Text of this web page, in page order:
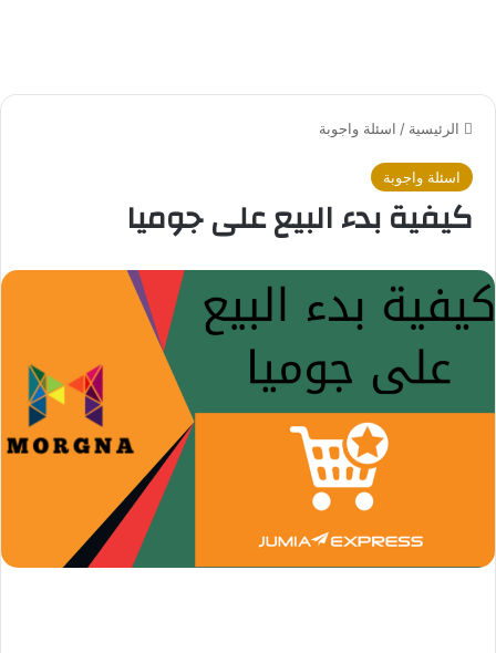
الرئيسية / اسئلة واجوبة
اسئلة واجوبة
كيفية بدء البيع على جوميا